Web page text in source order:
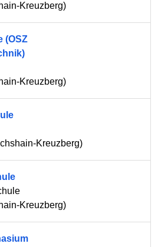
Kreuzberg)
(OSZ
Kreuzberg)
Kreuzberg)
Kreuzberg)